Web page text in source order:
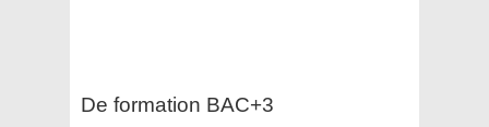
De formation BAC+3